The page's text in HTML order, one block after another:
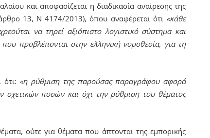
και αποφασίζεται η διαδικασία αναίρεσης της
13, Ν 4174/2013), όπου αναφέρεται ότι «κάθε
να τηρεί αξιόπιστο λογιστικό σύστημα και
προβλέπονται στην ελληνική νομοθεσία, για τη
«η ρύθμιση της παρούσας παραγράφου αφορά
σχετικών ποσών και όχι την ρύθμιση του θέματος
ούτε για θέματα που άπτονται της εμπορικής